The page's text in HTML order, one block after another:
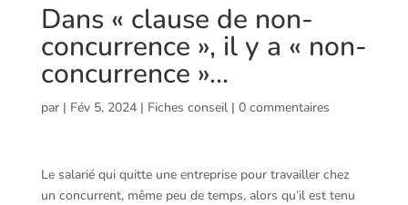
Dans « clause de non-
concurrence », il y a « non-
concurrence »…
par | Fév 5, 2024| Fiches conseil| 0 commentaires
Le salarié qui quitte une entreprise pour travailler chez
un concurrent, même peu de temps, alors qu’il est tenu